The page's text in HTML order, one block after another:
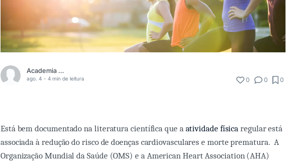
Academia Médica
ago. 4 - 4 min de leitura 0 0 0
Está bem documentado na literatura científica que a atividade física regular está
associada à redução do risco de doenças cardiovasculares e morte prematura. A
Organização Mundial da Saúde (OMS) e a American Heart Association (AHA)